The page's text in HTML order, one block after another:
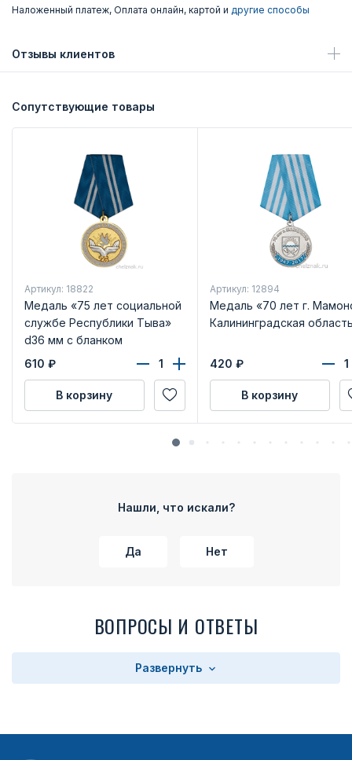
Наложенный платеж, Оплата онлайн, картой и другие способы
Отзывы клиентов
Сопутствующие товары
Артикул: 18822
Медаль «75 лет социальной
службе Республики Тыва»
d36 мм с бланком
удостоверения
610 ₽
В корзину
Артикул: 12894
Медаль «70 лет г.
Калининградская
420 ₽
В корзину
Нашли, что искали?
Да Нет
ВОПРОСЫ И ОТВЕТЫ
Развернуть